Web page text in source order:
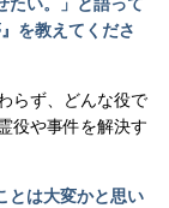
たい。」と語って
を教えてくださ
らず、どんな役で
役や事件を解決す
とは大変かと思い